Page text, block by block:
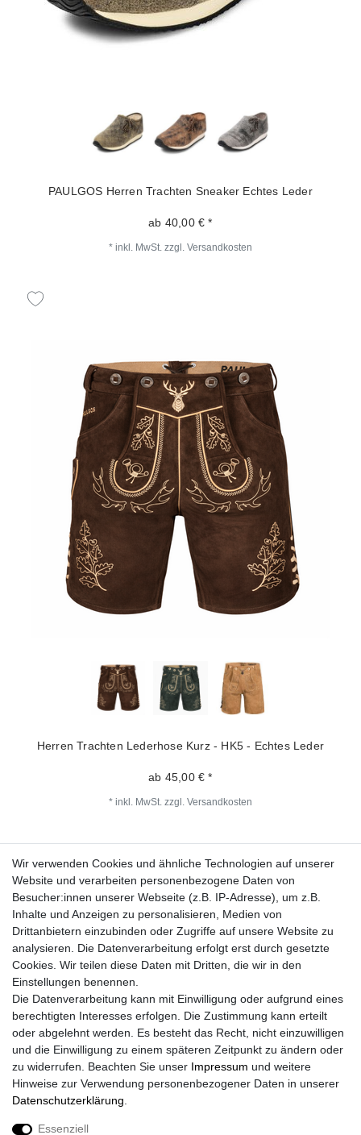
PAULGOS Herren Trachten Sneaker Echtes Leder
ab 40,00 € *
* inkl. MwSt. zzgl. Versandkosten
Herren Trachten Lederhose Kurz - HK5 - Echtes Leder
ab 45,00 € *
* inkl. MwSt. zzgl. Versandkosten
Fragen zur Bestellung?
Zahlungsarten
Versand
Vorteile
Wir verwenden Cookies und ähnliche Technologien auf unserer
Website und verarbeiten personenbezogene Daten von
Besucher:innen unserer Webseite (z.B. IP-Adresse), um z.B.
Inhalte und Anzeigen zu personalisieren, Medien von
Drittanbietern einzubinden oder Zugriffe auf unsere Website zu
analysieren. Die Datenverarbeitung erfolgt erst durch gesetzte
Cookies. Wir teilen diese Daten mit Dritten, die wir in den
Einstellungen benennen.
Die Datenverarbeitung kann mit Einwilligung oder aufgrund eines
berechtigten Interesses erfolgen. Die Zustimmung kann erteilt
oder abgelehnt werden. Es besteht das Recht, nicht einzuwilligen
und die Einwilligung zu einem späteren Zeitpunkt zu ändern oder
zu widerrufen. Beachten Sie unser Impressum und weitere
Hinweise zur Verwendung personenbezogener Daten in unserer
Daten­schutz­erklärung
Essenziell